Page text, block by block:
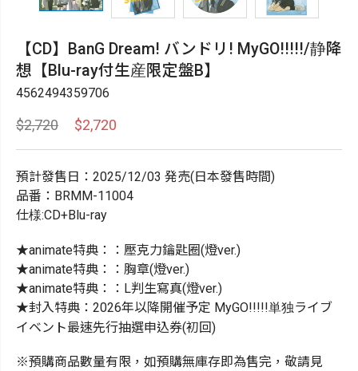
【CD】BanG Dream! バンドリ! MyGO!!!!!/静降
想【Blu-ray付生産限定盤B】
4562494359706
$2,720 $2,720
預計發售日：2025/12/03 発売(日本發售時間)
品番：BRMM-11004
仕様:CD+Blu-ray
★animate特典：：壓克力鑰匙圈(燈ver.)
★animate特典：：胸章(燈ver.)
★animate特典：：L判生寫真(燈ver.)
★封入特典：2026年以降開催予定 MyGO!!!!!単独ライブ
イベント最速先行抽選申込券(初回)
※預購商品數量有限，如預購無庫存即為售完，敬請見